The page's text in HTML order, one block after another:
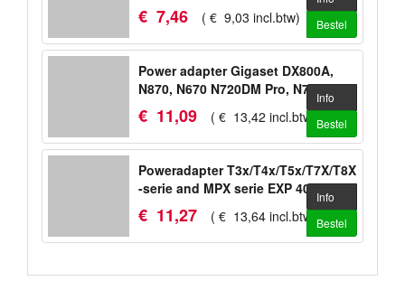
€ 7,46 ( € 9,03 incl.btw)
Bestel
Power adapter Gigaset DX800A,
N870, N670 N720DM Pro, N720IP
Pro
€ 11,09 ( € 13,42 incl.btw)
Info
Bestel
Poweradapter T3x/T4x/T5x/T7X/T8X
-serie and MPX serie EXP 40, EXP
50
€ 11,27 ( € 13,64 incl.btw)
Info
Bestel